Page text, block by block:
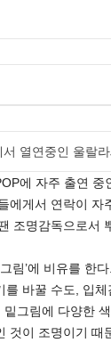
서 열연중인 울랄
에 자주 출연 중
에게서 연락이 자
조명감독으로서
림’에 비유를 한
를 바꿀 수도, 입
그림에 다양한
것이 조명이기 때